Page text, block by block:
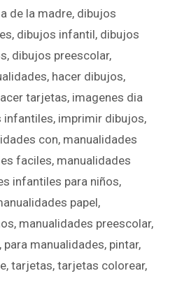
de la madre, dibujos
, dibujos infantil, dibujos
, dibujos preescolar,
, hacer dibujos,
tarjetas, imagenes dia
infantiles, imprimir dibujos,
con, manualidades
faciles, manualidades
infantiles para niños,
papel,
, manualidades preescolar,
, para manualidades, pintar,
, tarjetas, tarjetas colorear,